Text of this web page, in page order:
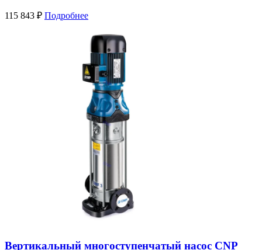
115 843 ₽ Подробнее
Вертикальный многоступенчатый насос CNP